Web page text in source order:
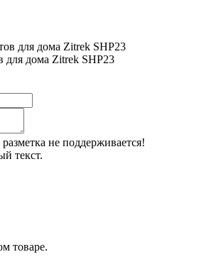
для дома Zitrek SHP23
не поддерживается!
текст.
товаре.